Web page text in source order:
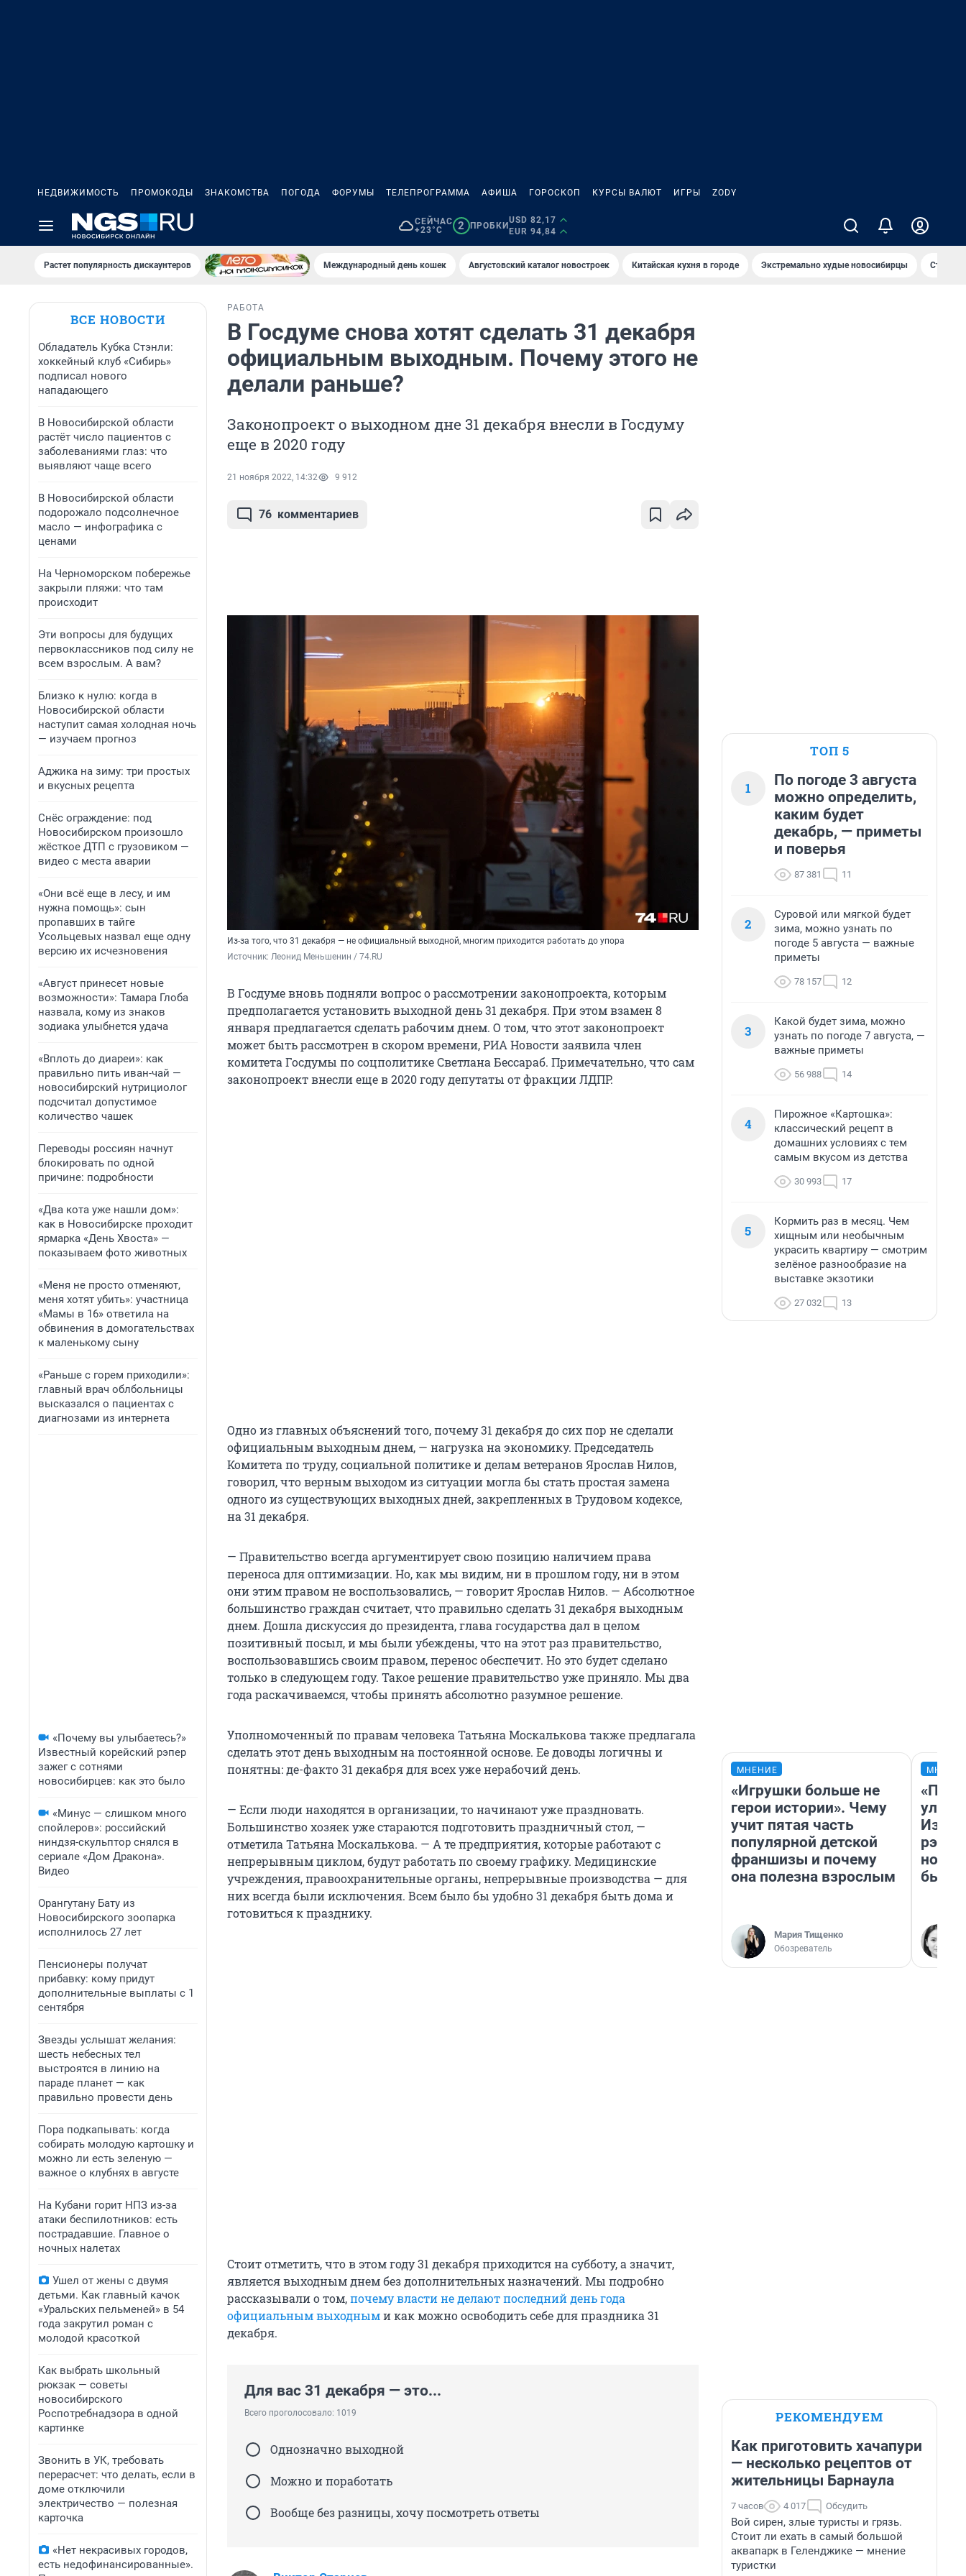
НЕДВИЖИМОСТЬ ПРОМОКОДЫ ЗНАКОМСТВА ПОГОДА ФОРУМЫ ТЕЛЕПРОГРАММА АФИША ГОРОСКОП КУРСЫ ВАЛЮТ ИГРЫ ZODY
СЕЙЧАС
+23°C
2 ПРОБКИ
USD 82,17
EUR 94,84
Растет популярность дискаунтеров Международный день кошек Августовский каталог новостроек Китайская кухня в городе Экстремально худые новосибирцы Старт
ВСЕ НОВОСТИ
Обладатель Кубка Стэнли:
хоккейный клуб «Сибирь»
подписал нового
нападающего
В Новосибирской области
растёт число пациентов с
заболеваниями глаз: что
выявляют чаще всего
В Новосибирской области
подорожало подсолнечное
масло — инфографика с
ценами
На Черноморском побережье
закрыли пляжи: что там
происходит
Эти вопросы для будущих
первоклассников под силу не
всем взрослым. А вам?
Близко к нулю: когда в
Новосибирской области
наступит самая холодная ночь
— изучаем прогноз
Аджика на зиму: три простых
и вкусных рецепта
Снёс ограждение: под
Новосибирском произошло
жёсткое ДТП с грузовиком —
видео с места аварии
«Они всё еще в лесу, и им
нужна помощь»: сын
пропавших в тайге
Усольцевых назвал еще одну
версию их исчезновения
«Август принесет новые
возможности»: Тамара Глоба
назвала, кому из знаков
зодиака улыбнется удача
«Вплоть до диареи»: как
правильно пить иван-чай —
новосибирский нутрициолог
подсчитал допустимое
количество чашек
Переводы россиян начнут
блокировать по одной
причине: подробности
«Два кота уже нашли дом»:
как в Новосибирске проходит
ярмарка «День Хвоста» —
показываем фото животных
«Меня не просто отменяют,
меня хотят убить»: участница
«Мамы в 16» ответила на
обвинения в домогательствах
к маленькому сыну
«Раньше с горем приходили»:
главный врач облбольницы
высказался о пациентах с
диагнозами из интернета
«Почему вы улыбаетесь?»
Известный корейский рэпер
зажег с сотнями
новосибирцев: как это было
«Минус — слишком много
спойлеров»: российский
ниндзя-скульптор снялся в
сериале «Дом Дракона».
Видео
Орангутану Бату из
Новосибирского зоопарка
исполнилось 27 лет
Пенсионеры получат
прибавку: кому придут
дополнительные выплаты с 1
сентября
Звезды услышат желания:
шесть небесных тел
выстроятся в линию на
параде планет — как
правильно провести день
Пора подкапывать: когда
собирать молодую картошку и
можно ли есть зеленую —
важное о клубнях в августе
На Кубани горит НПЗ из-за
атаки беспилотников: есть
пострадавшие. Главное о
ночных налетах
Ушел от жены с двумя
детьми. Как главный качок
«Уральских пельменей» в 54
года закрутил роман с
молодой красоткой
Как выбрать школьный
рюкзак — советы
новосибирского
Роспотребнадзора в одной
картинке
Звонить в УК, требовать
перерасчет: что делать, если в
доме отключили
электричество — полезная
карточка
«Нет некрасивых городов,
есть недофинансированные».
РАБОТА
В Госдуме снова хотят сделать 31 декабря
официальным выходным. Почему этого не
делали раньше?
Законопроект о выходном дне 31 декабря внесли в Госдуму
еще в 2020 году
21 ноября 2022, 14:32 9 912
76 комментариев
Из-за того, что 31 декабря — не официальный выходной, многим приходится работать до упора
Источник: Леонид Меньшенин / 74.RU
В Госдуме вновь подняли вопрос о рассмотрении законопроекта, которым
предполагается установить выходной день 31 декабря. При этом взамен 8
января предлагается сделать рабочим днем. О том, что этот законопроект
может быть рассмотрен в скором времени, РИА Новости заявила член
комитета Госдумы по соцполитике Светлана Бессараб. Примечательно, что сам
законопроект внесли еще в 2020 году депутаты от фракции ЛДПР.
Одно из главных объяснений того, почему 31 декабря до сих пор не сделали
официальным выходным днем, — нагрузка на экономику. Председатель
Комитета по труду, социальной политике и делам ветеранов Ярослав Нилов,
говорил, что верным выходом из ситуации могла бы стать простая замена
одного из существующих выходных дней, закрепленных в Трудовом кодексе,
на 31 декабря.
— Правительство всегда аргументирует свою позицию наличием права
переноса для оптимизации. Но, как мы видим, ни в прошлом году, ни в этом
они этим правом не воспользовались, — говорит Ярослав Нилов. — Абсолютное
большинство граждан считает, что правильно сделать 31 декабря выходным
днем. Дошла дискуссия до президента, глава государства дал в целом
позитивный посыл, и мы были убеждены, что на этот раз правительство,
воспользовавшись своим правом, перенос обеспечит. Но это будет сделано
только в следующем году. Такое решение правительство уже приняло. Мы два
года раскачиваемся, чтобы принять абсолютно разумное решение.
Уполномоченный по правам человека Татьяна Москалькова также предлагала
сделать этот день выходным на постоянной основе. Ее доводы логичны и
понятны: де-факто 31 декабря для всех уже нерабочий день.
— Если люди находятся в организации, то начинают уже праздновать.
Большинство хозяек уже стараются подготовить праздничный стол, —
отметила Татьяна Москалькова. — А те предприятия, которые работают с
непрерывным циклом, будут работать по своему графику. Медицинские
учреждения, правоохранительные органы, непрерывные производства — для
них всегда были исключения. Всем было бы удобно 31 декабря быть дома и
готовиться к празднику.
Стоит отметить, что в этом году 31 декабря приходится на субботу, а значит,
является выходным днем без дополнительных назначений. Мы подробно
рассказывали о том,почему власти не делают последний день года
официальным выходными как можно освободить себе для праздника 31
декабря.
Для вас 31 декабря — это...
Всего проголосовало: 1019
Однозначно выходной
Можно и поработать
Вообще без разницы, хочу посмотреть ответы
ТОП 5
1
По погоде 3 августа
можно определить,
каким будет
декабрь, — приметы
и поверья
87 381 11
2
Суровой или мягкой будет
зима, можно узнать по
погоде 5 августа — важные
приметы
78 157 12
3
Какой будет зима, можно
узнать по погоде 7 августа, —
важные приметы
56 988 14
4
Пирожное «Картошка»:
классический рецепт в
домашних условиях с тем
самым вкусом из детства
30 993 17
5
Кормить раз в месяц. Чем
хищным или необычным
украсить квартиру — смотрим
зелёное разнообразие на
выставке экзотики
27 032 13
МНЕНИЕ
«Игрушки больше не
герои истории». Чему
учит пятая часть
популярной детской
франшизы и почему
она полезна взрослым
Мария Тищенко
Обозреватель
было
РЕКОМЕНДУЕМ
Как приготовить хачапури
— несколько рецептов от
жительницы Барнаула
7 часов 4 017 Обсудить
Вой сирен, злые туристы и грязь.
Стоит ли ехать в самый большой
аквапарк в Геленджике — мнение
туристки